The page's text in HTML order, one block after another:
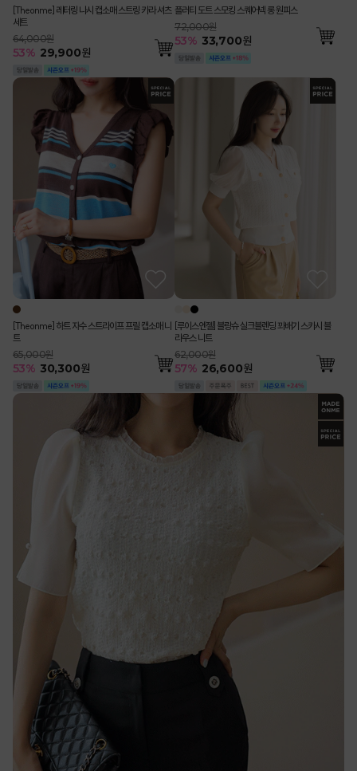
[Theonme] 레터링 나시 캡소매 스트링 카라 셔츠
세트
64,000원
53% 29,900원
플러티 도트 스모킹 스퀘어넥 롱 원피스
72,000원
53% 33,700원
[Theonme] 하트 자수 스트라이프 프릴 캡소매 니
트
65,000원
53% 30,300원
[루이스엔젤] 블랑슈 실크블렌딩 꽈배기 스카시 블
라우스 니트
62,000원
57% 26,600원